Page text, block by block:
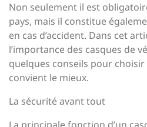
Non seulement il est
pays, mais il constitue
en cas d’accident. Dans cet
l’importance des casques de
quelques conseils pour
convient le mieux.
La sécurité avant tout